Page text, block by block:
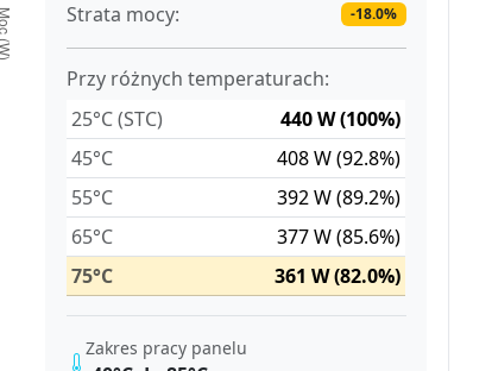
Strata mocy: -18.0%
Przy różnych temperaturach:
25°C (STC)
440 W (100%)
45°C
408 W (92.8%)
55°C
392 W (89.2%)
65°C
377 W (85.6%)
75°C
361 W (82.0%)
Zakres pracy panelu